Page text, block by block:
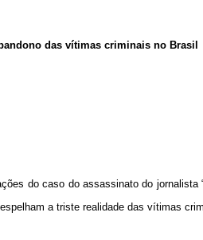
das vítimas criminais no Brasil
do caso do assassinato do jornalista
a triste realidade das vítimas